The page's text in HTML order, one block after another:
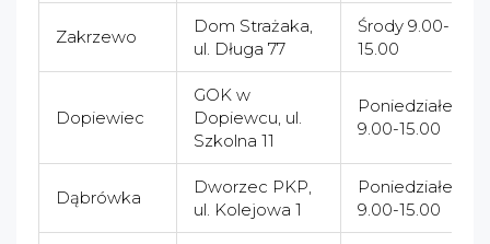
Zakrzewo
Dom Strażaka,
ul. Długa 77
Środy 9.00-
15.00
Dopiewiec
GOK w
Dopiewcu, ul.
Szkolna 11
Poniedziałek
9.00-15.00
Dąbrówka
Dworzec PKP,
ul. Kolejowa 1
Poniedziałek
9.00-15.00